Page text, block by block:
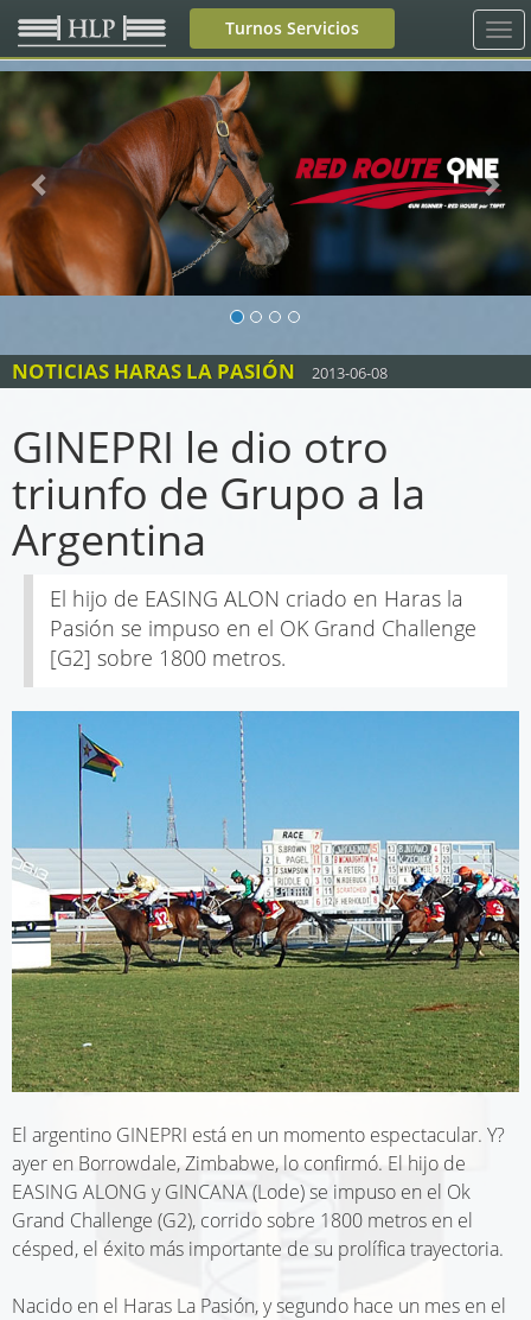
Turnos Servicios
Previous
NOTICIAS HARAS LA PASIÓN 2013-06-08
GINEPRI le dio otro
triunfo de Grupo a la
Argentina
El hijo de EASING ALON criado en Haras la
Pasión se impuso en el OK Grand Challenge
[G2] sobre 1800 metros.
El argentino GINEPRI está en un momento espectacular. Y?
ayer en Borrowdale, Zimbabwe, lo confirmó. El hijo de
EASING ALONG y GINCANA (Lode) se impuso en el Ok
Grand Challenge (G2), corrido sobre 1800 metros en el
césped, el éxito más importante de su prolífica trayectoria.
Nacido en el Haras La Pasión, y segundo hace un mes en el